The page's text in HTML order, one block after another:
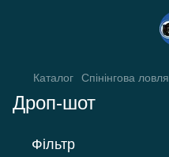
Каталог Спінінгова ловля
Дроп-шот
Фільтр